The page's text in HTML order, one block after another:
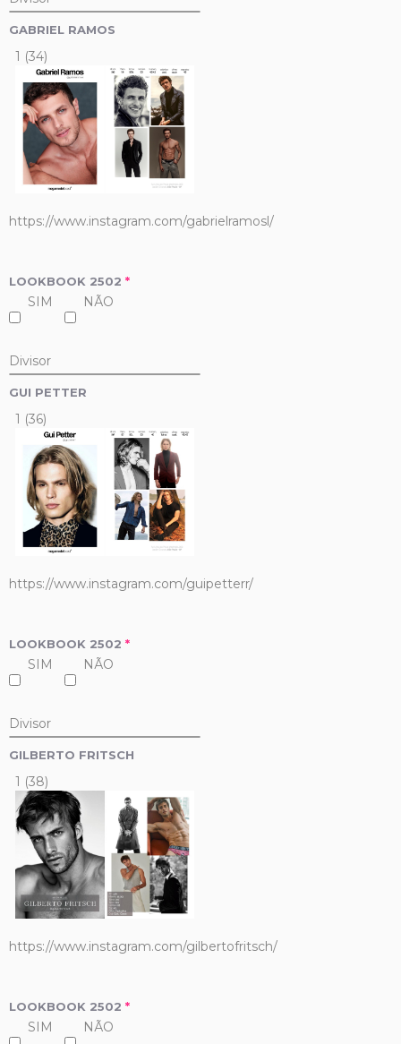
GABRIEL RAMOS
1 (34)
https://www.instagram.com/gabrielramosl/
LOOKBOOK 2502 *
SIM NÃO
Divisor
GUI PETTER
1 (36)
https://www.instagram.com/guipetterr/
LOOKBOOK 2502 *
SIM NÃO
Divisor
GILBERTO FRITSCH
1 (38)
https://www.instagram.com/gilbertofritsch/
LOOKBOOK 2502 *
SIM NÃO